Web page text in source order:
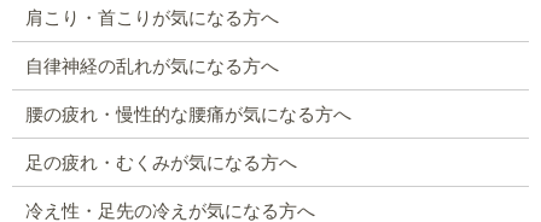
肩こり・首こりが気になる方へ
自律神経の乱れが気になる方へ
腰の疲れ・慢性的な腰痛が気になる方へ
足の疲れ・むくみが気になる方へ
冷え性・足先の冷えが気になる方へ